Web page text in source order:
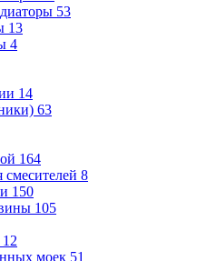
53
13
4
14
63
164
8
150
105
12
моек 51